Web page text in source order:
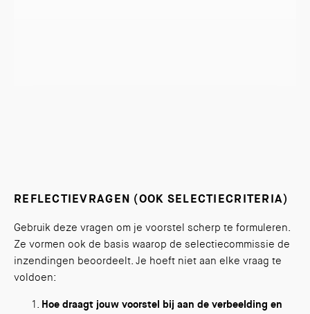
REFLECTIEVRAGEN (OOK SELECTIECRITERIA)
Gebruik deze vragen om je voorstel scherp te formuleren.
Ze vormen ook de basis waarop de selectiecommissie de
inzendingen beoordeelt. Je hoeft niet aan elke vraag te
voldoen:
Hoe draagt jouw voorstel bij aan de verbeelding en